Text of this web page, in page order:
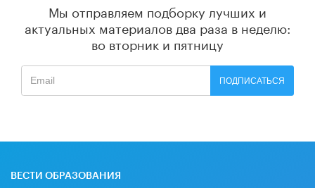
Мы отправляем подборку лучших и
актуальных материалов два раза в неделю:
во вторник и пятницу
ПОДПИСАТЬСЯ
ВЕСТИ ОБРАЗОВАНИЯ